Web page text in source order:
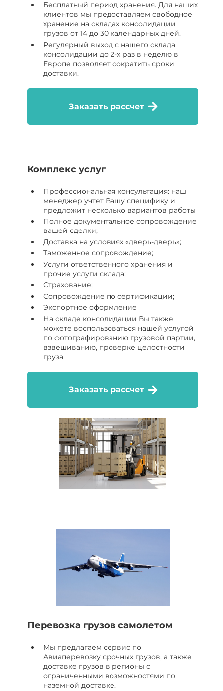
Бесплатный период хранения. Для наших
клиентов мы предоставляем свободное
хранение на складах консолидации
грузов от 14 до 30 календарных дней.
Регулярный выход с нашего склада
консолидации до 2-х раз в неделю в
Европе позволяет сократить сроки
доставки.
Заказать рассчет
Комплекс услуг
Профессиональная консультация: наш
менеджер учтет Вашу специфику и
предложит несколько вариантов работы
Полное документальное сопровождение
вашей сделки;
Доставка на условиях «дверь-дверь»;
Таможенное сопровождение;
Услуги ответственного хранения и
прочие услуги склада;
Страхование;
Сопровождение по сертификации;
Экспортное оформление
На складе консолидации Вы также
можете воспользоваться нашей услугой
по фотографированию грузовой партии,
взвешиванию, проверке целостности
груза
Заказать рассчет
Перевозка грузов самолетом
Мы предлагаем сервис по
Авиаперевозку срочных грузов, а также
доставке грузов в регионы с
ограниченными возможностями по
наземной доставке.